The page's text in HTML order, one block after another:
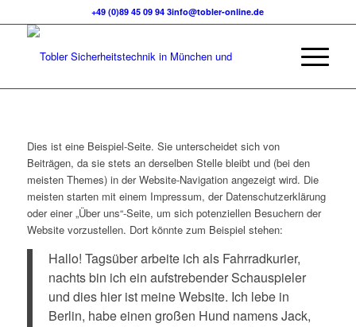
+49 (0)89 45 09 94 3info@tobler-online.de
Dies ist eine Beispiel-Seite. Sie unterscheidet sich von
Beiträgen, da sie stets an derselben Stelle bleibt und (bei den
meisten Themes) in der Website-Navigation angezeigt wird. Die
meisten starten mit einem Impressum, der Datenschutzerklärung
oder einer „Über uns“-Seite, um sich potenziellen Besuchern der
Website vorzustellen. Dort könnte zum Beispiel stehen:
Hallo! Tagsüber arbeite ich als Fahrradkurier,
nachts bin ich ein aufstrebender Schauspieler
und dies hier ist meine Website. Ich lebe in
Berlin, habe einen großen Hund namens Jack,